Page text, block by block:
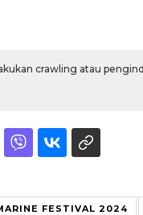
crawling atau
FESTIVAL 2024